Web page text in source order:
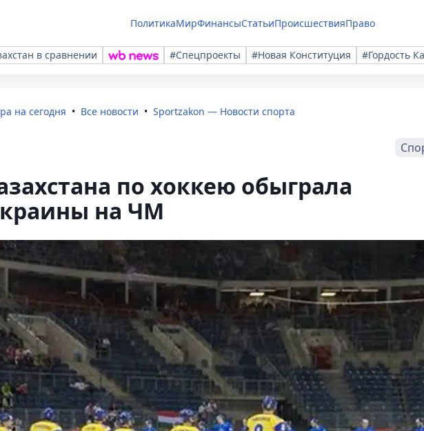
ПолитикаМирФинансыСтатьиПроисшествияПраво
в сравнении #Спецпроекты #Новая Конституция #Гордость
на сегодня Все новости Sportzakon — Новости спорта
по хоккею обыграла
на ЧМ